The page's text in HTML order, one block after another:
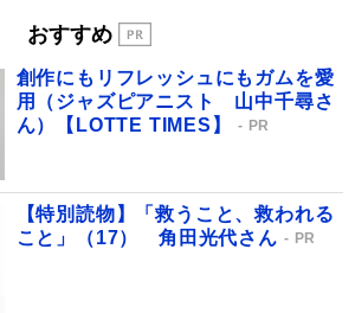
おすすめ
創作にもリフレッシュにもガムを愛
用（ジャズピアニスト 山中千尋さ
ん）【LOTTE TIMES】
PR
【特別読物】「救うこと、救われる
こと」（17） 角田光代さん
PR